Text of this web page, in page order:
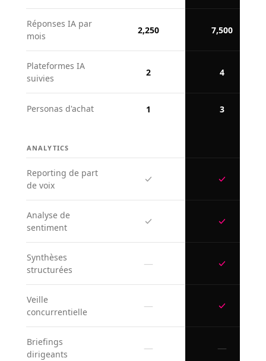
Réponses IA par
mois
2,250 7,500
Plateformes IA
suivies
2 4
Personas d'achat 1 3
ANALYTICS
Reporting de part
de voix
Analyse de
sentiment
Synthèses
structurées
—
Veille
concurrentielle
—
Briefings
dirigeants
— —